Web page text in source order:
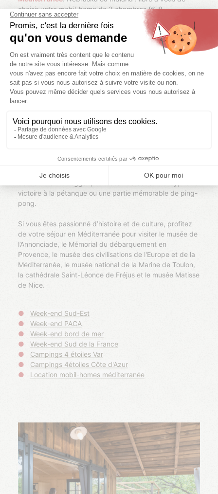
choisir votre mobil-home de 3 chambres (6-8
personnes) tout équipé : coin cuisine avec vaisselle et
électroménagers, draps, oreillers, serviettes, banquette
amovible, TV, salle de bains, WC séparés, terrasse
extérieure, salon de jardin…de quoi passer un séjour ou
week-end sur la Côte d'Azur
Optez pour la location d’un chalet de prestige dans notre
camping Les Cigales. Notre chalet Tikal, d’une superficie
de 34,5 m
pour une température intérieure idéale, lave-vaisselle, TV
dans chaque chambre
après une randonnée au coeur du massif des Maures ou
autour du rocher de Roquebrune, une incroyable
victoire à la pétanque ou une partie mémorable de ping-
pong.
Si vous êtes passionné d’histoire et de culture, profitez
de votre séjour en Méditerranée pour visiter le musée de
l’Annonciade, le Mémorial du débarquement en
Provence, le musée des civilisations de l'Europe et de la
Méditerranée, le musée national de la Marine de Toulon,
la cathédrale Saint-Léonce de Fréjus et le musée Matisse
de Nice.
Week-end Sud-Est
Week-end PACA
Week-end bord de mer
Week-end Sud de la France
Campings 4 étoiles Var
Campings 4étoiles Côte d'Azur
Location mobil-homes méditerranée